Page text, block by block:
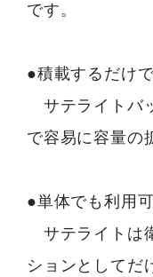
です。
●積載するだけ
サテライトバ
で容易に容量の
●単体でも利用
サテライトは
ションとしてだ